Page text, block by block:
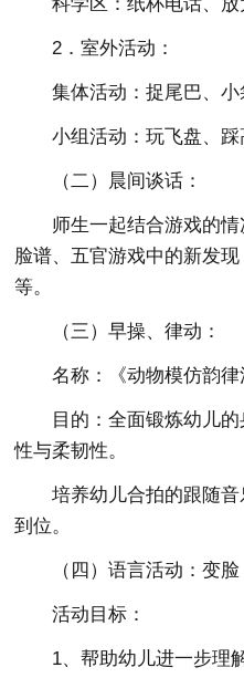
2．室外活动：
集体活动：捉尾巴、小
小组活动：玩飞盘、踩
（二）晨间谈话：
师生一起结合游戏的
脸谱、五官游戏中的新发
等。
（三）早操、律动：
名称：《动物模仿韵律
目的：全面锻炼幼儿
性与柔韧性。
培养幼儿合拍的跟随
到位。
（四）语言活动：变脸
活动目标：
1、帮助幼儿进一步理